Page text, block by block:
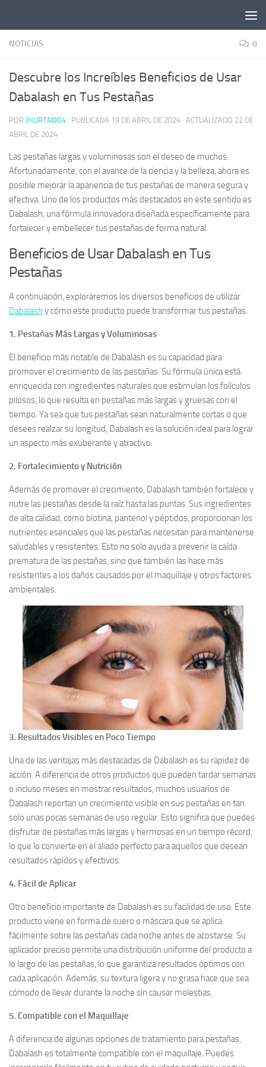
NOTICIAS 0
Descubre los Increíbles Beneficios de Usar
Dabalash en Tus Pestañas
POR JHURTADO4 · PUBLICADA 19 DE ABRIL DE 2024 · ACTUALIZADO 22 DE
ABRIL DE 2024
Las pestañas largas y voluminosas son el deseo de muchos.
Afortunadamente, con el avance de la ciencia y la belleza, ahora es
posible mejorar la apariencia de tus pestañas de manera segura y
efectiva. Uno de los productos más destacados en este sentido es
Dabalash, una fórmula innovadora diseñada específicamente para
fortalecer y embellecer tus pestañas de forma natural.
Beneficios de Usar Dabalash en Tus
Pestañas
A continuación, exploraremos los diversos beneficios de utilizar
Dabalash y cómo este producto puede transformar tus pestañas.
1. Pestañas Más Largas y Voluminosas
El beneficio más notable de Dabalash es su capacidad para
promover el crecimiento de las pestañas. Su fórmula única está
enriquecida con ingredientes naturales que estimulan los folículos
pilosos, lo que resulta en pestañas más largas y gruesas con el
tiempo. Ya sea que tus pestañas sean naturalmente cortas o que
desees realzar su longitud, Dabalash es la solución ideal para lograr
un aspecto más exuberante y atractivo.
2. Fortalecimiento y Nutrición
Además de promover el crecimiento, Dabalash también fortalece y
nutre las pestañas desde la raíz hasta las puntas. Sus ingredientes
de alta calidad, como biotina, pantenol y péptidos, proporcionan los
nutrientes esenciales que las pestañas necesitan para mantenerse
saludables y resistentes. Esto no solo ayuda a prevenir la caída
prematura de las pestañas, sino que también las hace más
resistentes a los daños causados por el maquillaje y otros factores
ambientales.
3. Resultados Visibles en Poco Tiempo
Una de las ventajas más destacadas de Dabalash es su rapidez de
acción. A diferencia de otros productos que pueden tardar semanas
o incluso meses en mostrar resultados, muchos usuarios de
Dabalash reportan un crecimiento visible en sus pestañas en tan
solo unas pocas semanas de uso regular. Esto significa que puedes
disfrutar de pestañas más largas y hermosas en un tiempo récord,
lo que lo convierte en el aliado perfecto para aquellos que desean
resultados rápidos y efectivos.
4. Fácil de Aplicar
Otro beneficio importante de Dabalash es su facilidad de uso. Este
producto viene en forma de suero o máscara que se aplica
fácilmente sobre las pestañas cada noche antes de acostarse. Su
aplicador preciso permite una distribución uniforme del producto a
lo largo de las pestañas, lo que garantiza resultados óptimos con
cada aplicación. Además, su textura ligera y no grasa hace que sea
cómodo de llevar durante la noche sin causar molestias.
5. Compatible con el Maquillaje
A diferencia de algunas opciones de tratamiento para pestañas,
Dabalash es totalmente compatible con el maquillaje. Puedes